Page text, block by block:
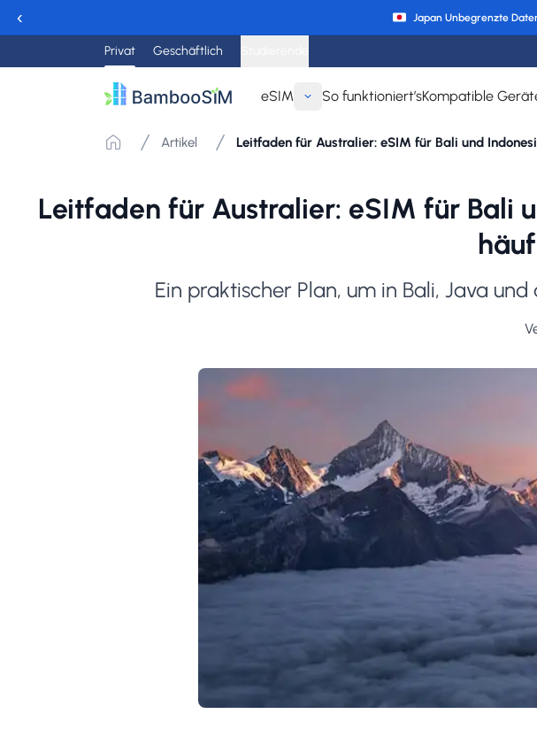
‹ Japan Unbegrenzte
Privat Geschäftlich
eSIM So funktioniert’sKompatible
Artikel Leitfaden für Australier: eSIM für Bali und
Leitfaden für Australier: eSIM für Bali
Ein praktischer Plan, um in Bali, Java